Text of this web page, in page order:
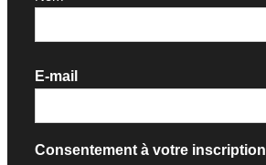
E-mail
Consentement à votre inscription